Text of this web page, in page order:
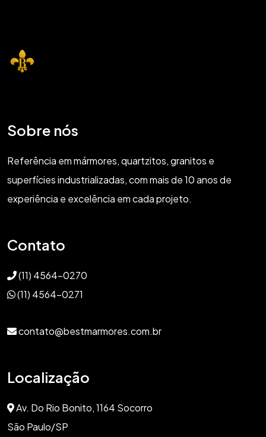
Sobre nós
Referência em mármores, quartzitos, granitos e
superfícies industrializadas, com mais de 10 anos de
experiência e excelência em cada projeto.
Contato
(11) 4564-0270
(11) 4564-0271
contato@bestmarmores.com.br
Localização
Av. Do Rio Bonito, 1164 Socorro
São Paulo/SP